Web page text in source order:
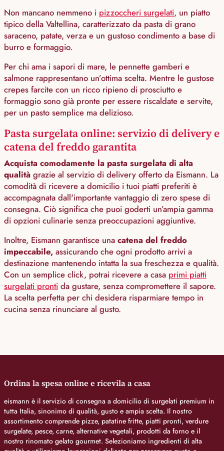
Non mancano nemmeno i pizzoccheri surgelati, un piatto
tipico della Valtellina, caratterizzato da pasta di grano
saraceno, patate, verza e un gustoso condimento a base di
burro e formaggio.
Per chi ama i sapori di mare, le pennette gamberi e
salmone rappresentano un’ottima scelta. Mentre le gustose
crepes farcite con un ricco ripieno di prosciutto e
formaggio sono già pronte per essere riscaldate e servite,
per un pasto semplice ma delizioso.
Pasta surgelata online: servizio di delivery e
catena del freddo garantita
Acquista comodamente la pasta surgelata di alta
qualità grazie al servizio di delivery offerto da Eismann. La
comodità di ricevere a domicilio i tuoi piatti preferiti è
accompagnata dall'importante vantaggio di zero spese di
consegna. Ciò significa che puoi goderti un’ampia gamma
di opzioni culinarie senza preoccupazioni aggiuntive.
Inoltre, Eismann garantisce una catena del freddo
impeccabile, assicurando che ogni prodotto arrivi a
destinazione mantenendo intatta la sua freschezza e qualità.
Con un semplice click, potrai ricevere a casa primi piatti
surgelati pronti da gustare, senza compromettere il sapore.
La scelta perfetta per chi desidera risparmiare tempo in
cucina senza rinunciare al gusto.
Ordina la spesa online e ricevila a casa
eismann è il servizio di consegna a domicilio di surgelati premium in
tutta Italia, sinonimo di qualità, gusto e ampia scelta. Il nostro
assortimento comprende pizze, patatine fritte, piatti pronti, verdure
surgelate, pesce, carne, alternative vegetali, prodotti da forno e il
nostro rinomato gelato gourmet. Selezioniamo ingredienti di alta